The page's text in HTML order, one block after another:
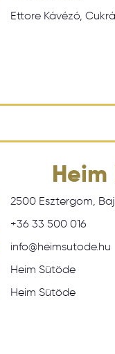
Ettore Kávézó,
Heim
2500 Esztergom,
+36 33 500 016
info@heimsutode.hu
Heim Sütöde
Heim Sütöde